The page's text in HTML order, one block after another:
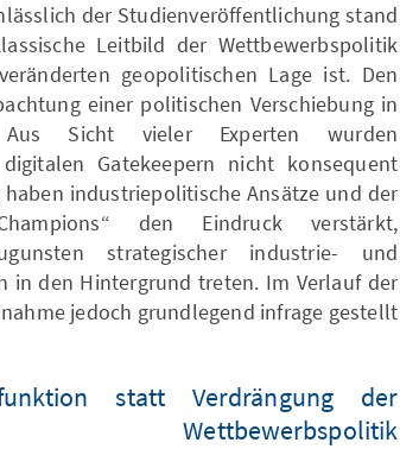
der Studienveröffentlichung stand
Leitbild der Wettbewerbspolitik
geopolitischen Lage ist. Den
einer politischen Verschiebung in
Sicht vieler Experten wurden
Gatekeepern nicht konsequent
industriepolitische Ansätze und der
den Eindruck verstärkt,
strategischer industrie- und
in den Hintergrund treten. Im Verlauf der
jedoch grundlegend infrage gestellt.
statt Verdrängung der
Wettbewerbspolitik